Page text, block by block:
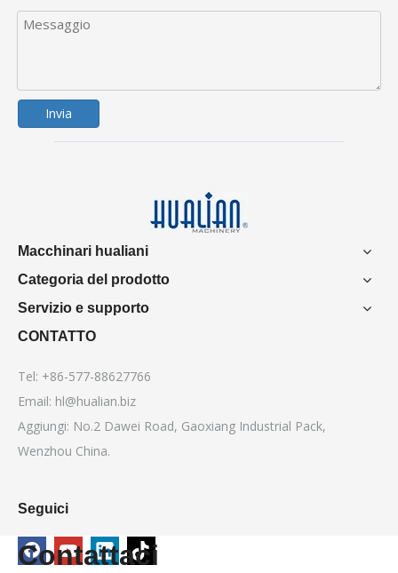
Invia
Macchinari hualiani
Categoria del prodotto
Servizio e supporto
CONTATTO
Tel: +86-577-88627766
Email: hl@hualian.biz
Aggiungi: No.2 Dawei Road, Gaoxiang Industrial Pack,
Wenzhou China.
Seguici
Contattaci